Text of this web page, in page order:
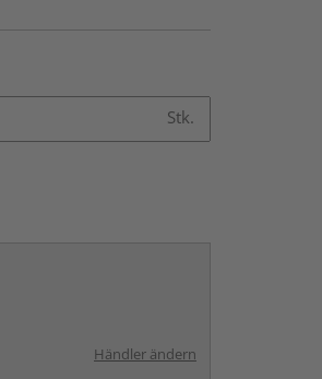
Stk.
Händler ändern